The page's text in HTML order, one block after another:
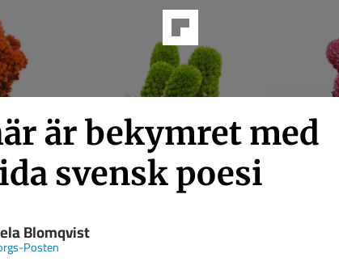
är bekymret med
svensk poesi
Blomqvist
Posten